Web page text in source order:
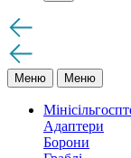
Меню Меню
Адаптери
Борони